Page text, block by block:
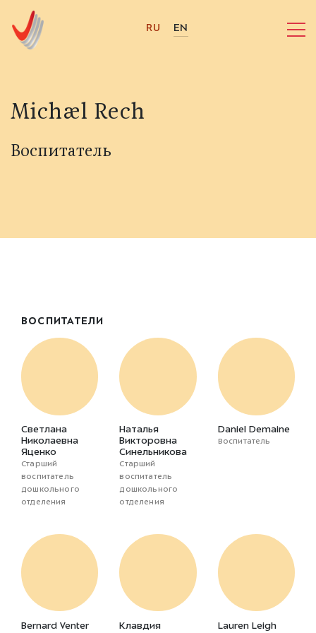
RU EN
Michael Rech
Воспитатель
ВОСПИТАТЕЛИ
Светлана
Николаевна
Яценко
Старший
воспитатель
дошкольного
отделения
Наталья
Викторовна
Синельникова
Старший
воспитатель
дошкольного
отделения
Daniel Demaine
Воспитатель
Bernard Venter Клавдия Lauren Leigh